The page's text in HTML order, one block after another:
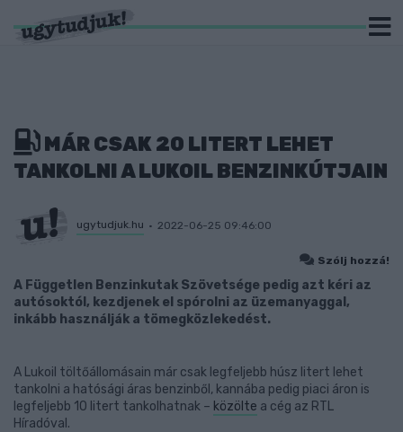
MÁR CSAK 20 LITERT LEHET
TANKOLNI A LUKOIL BENZINKÚTJAIN
ugytudjuk.hu 2022-06-25 09:46:00
Szólj hozzá!
A Független Benzinkutak Szövetsége pedig azt kéri az
autósoktól, kezdjenek el spórolni az üzemanyaggal,
inkább használják a tömegközlekedést.
A Lukoil töltőállomásain már csak legfeljebb húsz litert lehet
tankolni a hatósági áras benzinből, kannába pedig piaci áron is
legfeljebb 10 litert tankolhatnak – közölte a cég az RTL
Híradóval.